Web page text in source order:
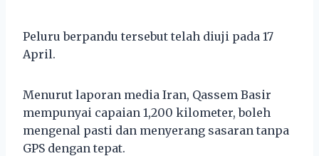
Peluru berpandu tersebut telah diuji pada 17
April.
Menurut laporan media Iran, Qassem Basir
mempunyai capaian 1,200 kilometer, boleh
mengenal pasti dan menyerang sasaran tanpa
GPS dengan tepat.